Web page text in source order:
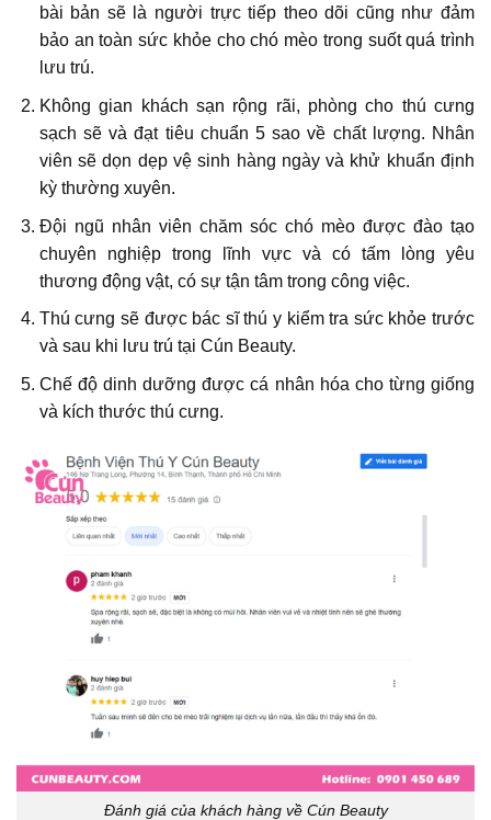
bài bản sẽ là người trực tiếp theo dõi cũng như đảm
bảo an toàn sức khỏe cho chó mèo trong suốt quá trình
lưu trú.
Không gian khách sạn rộng rãi, phòng cho thú cưng
sạch sẽ và đạt tiêu chuẩn 5 sao về chất lượng. Nhân
viên sẽ dọn dẹp vệ sinh hàng ngày và khử khuẩn định
kỳ thường xuyên.
Đội ngũ nhân viên chăm sóc chó mèo được đào tạo
chuyên nghiệp trong lĩnh vực và có tấm lòng yêu
thương động vật, có sự tận tâm trong công việc.
Thú cưng sẽ được bác sĩ thú y kiểm tra sức khỏe trước
và sau khi lưu trú tại Cún Beauty.
Chế độ dinh dưỡng được cá nhân hóa cho từng giống
và kích thước thú cưng.
Đánh giá của khách hàng về Cún Beauty